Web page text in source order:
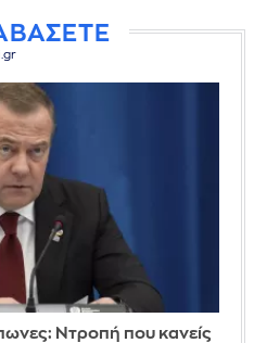
Ντροπή που κανείς